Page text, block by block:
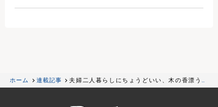
ホーム 連載記事
夫婦二人暮らしにちょうどいい、木の香漂う約
26坪・1.5階の住まい